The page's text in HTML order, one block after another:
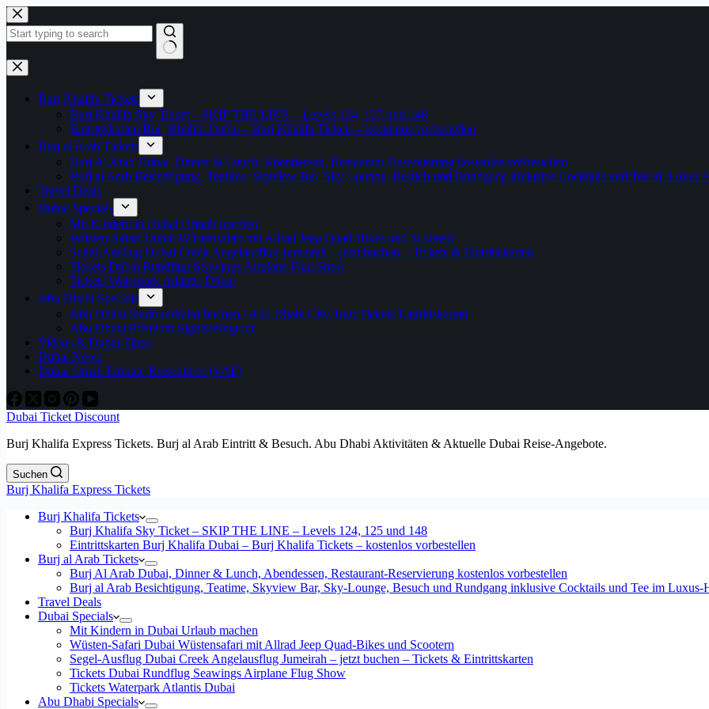
Zum
Inhalt
springen
Keine
Ergebnisse
Burj Khalifa Tickets
Burj Khalifa Sky Ticket – SKIP THE LINE – Levels 124, 125 und 148
Eintrittskarten Burj Khalifa Dubai – Burj Khalifa Tickets – kostenlos vorbestellen
Burj al Arab Tickets
Burj Al Arab Dubai, Dinner & Lunch, Abendessen, Restaurant-Reservierung kostenlos vorbestellen
Burj al Arab Besichtigung, Teatime, Skyview Bar, Sky-Lounge, Besuch und Rundgang inklusive Cocktails und Tee im Luxus-
Travel Deals
Dubai Specials
Mit Kindern in Dubai Urlaub machen
Wüsten-Safari Dubai Wüstensafari mit Allrad Jeep Quad-Bikes und Scootern
Segel-Ausflug Dubai Creek Angelausflug Jumeirah – jetzt buchen – Tickets & Eintrittskarten
Tickets Dubai Rundflug Seawings Airplane Flug Show
Tickets Waterpark Atlantis Dubai
Abu Dhabi Specials
Abu Dhabi Stadtrundfahrt buchen / Abu Dhabi City Tour Tickets Eintrittskarten
Abu Dhabi Premium Sightseeingtour
Videos & Dubai-Tipps
Dubai News
Dubai Oman Emirate Reiseführer (VAE)
Dubai Ticket Discount
Burj Khalifa Express Tickets. Burj al Arab Eintritt & Besuch. Abu Dhabi Aktivitäten & Aktuelle Dubai Reise-Angebote.
Suchen
Burj Khalifa Express Tickets
Burj Khalifa Tickets
Burj Khalifa Sky Ticket – SKIP THE LINE – Levels 124, 125 und 148
Eintrittskarten Burj Khalifa Dubai – Burj Khalifa Tickets – kostenlos vorbestellen
Burj al Arab Tickets
Burj Al Arab Dubai, Dinner & Lunch, Abendessen, Restaurant-Reservierung kostenlos vorbestellen
Burj al Arab Besichtigung, Teatime, Skyview Bar, Sky-Lounge, Besuch und Rundgang inklusive Cocktails und Tee im Luxus-
Travel Deals
Dubai Specials
Mit Kindern in Dubai Urlaub machen
Wüsten-Safari Dubai Wüstensafari mit Allrad Jeep Quad-Bikes und Scootern
Segel-Ausflug Dubai Creek Angelausflug Jumeirah – jetzt buchen – Tickets & Eintrittskarten
Tickets Dubai Rundflug Seawings Airplane Flug Show
Tickets Waterpark Atlantis Dubai
Abu Dhabi Specials